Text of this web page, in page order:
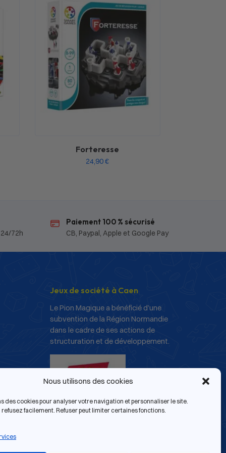
Nous utilisons des cookies
des cookies pour analyser votre navigation et personnaliser le site.
facilement. Refuser peut limiter certaines fonctions.
Forteresse
24,90€
72h
Paiement 100 % sécurisé
CB, Paypal, Apple et Google Pay
Jeux de société à Caen
Le Pion Magique a bénéficié d’une
subvention de la Région Normandie
dans le cadre de ses actions de
structuration et de développement.